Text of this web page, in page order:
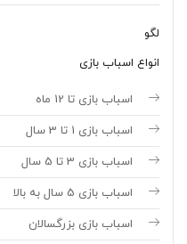
لگو
انواع اسباب بازی
اسباب بازی تا 12 ماه
اسباب بازی 1 تا 3 سال
اسباب بازی 3 تا 5 سال
اسباب بازی 5 سال به بالا
اسباب بازی بزرگسالان